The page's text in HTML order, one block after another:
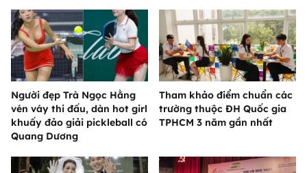
Người đẹp Trà Ngọc Hằng
vén váy thi đấu, dàn hot girl
khuấy đảo giải pickleball có
Quang Dương
Tham khảo điểm chuẩn các
trường thuộc ĐH Quốc gia
TPHCM 3 năm gần nhất